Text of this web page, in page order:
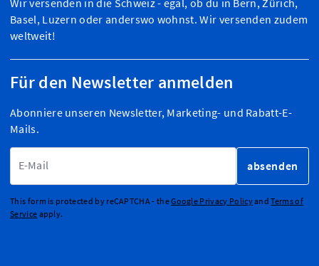
Wir versenden in die Schweiz - egal, ob du in Bern, Zürich,
Basel, Luzern oder anderswo wohnst. Wir versenden zudem
weltweit!
Für den Newsletter anmelden
Abonniere unseren Newsletter, Marketing- und Rabatt-E-
Mails.
absenden
This form is protected by reCAPTCHA - theGoogle Privacy PolicyandTerms of
Service apply.